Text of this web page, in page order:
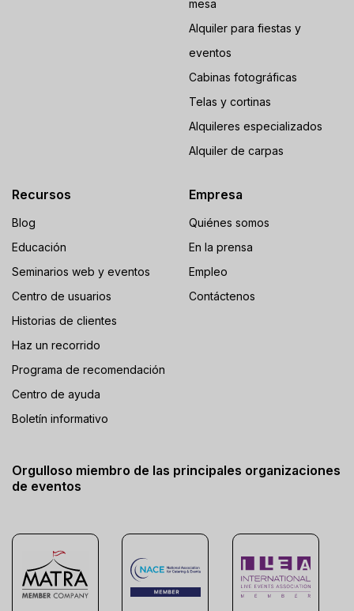
mesa
Alquiler para fiestas y
eventos
Cabinas fotográficas
Telas y cortinas
Alquileres especializados
Alquiler de carpas
Recursos
Blog
Educación
Seminarios web y eventos
Centro de usuarios
Historias de clientes
Haz un recorrido
Programa de recomendación
Centro de ayuda
Boletín informativo
Empresa
Quiénes somos
En la prensa
Empleo
Contáctenos
Orgulloso miembro de las principales organizaciones
de eventos